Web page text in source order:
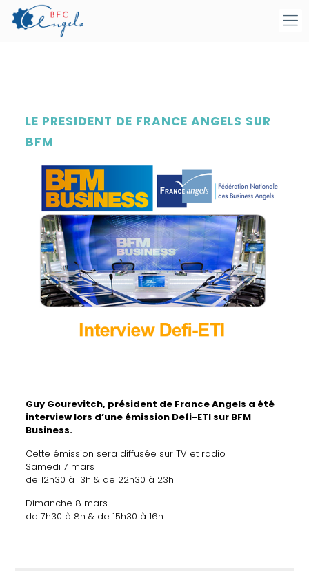
LE PRESIDENT DE FRANCE ANGELS SUR
BFM
Guy Gourevitch, président de France Angels a été
interview lors d’une émission Defi-ETI sur BFM
Business.
Cette émission sera diffusée sur TV et radio
Samedi 7 mars
de 12h30 à 13h & de 22h30 à 23h
Dimanche 8 mars
de 7h30 à 8h & de 15h30 à 16h